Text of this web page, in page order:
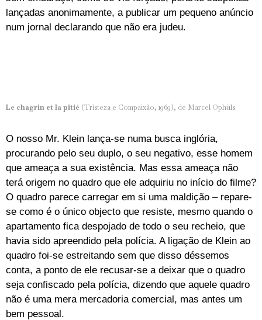
lançadas anonimamente, a publicar um pequeno anúncio
num jornal declarando que não era judeu.
Le chagrin et la pitié (Tristeza e Compaixão, 1969), de Marcel Ophüls
O nosso Mr. Klein lança-se numa busca inglória,
procurando pelo seu duplo, o seu negativo, esse homem
que ameaça a sua existência. Mas essa ameaça não
terá origem no quadro que ele adquiriu no início do filme?
O quadro parece carregar em si uma maldição – repare-
se como é o único objecto que resiste, mesmo quando o
apartamento fica despojado de todo o seu recheio, que
havia sido apreendido pela polícia. A ligação de Klein ao
quadro foi-se estreitando sem que disso déssemos
conta, a ponto de ele recusar-se a deixar que o quadro
seja confiscado pela polícia, dizendo que aquele quadro
não é uma mera mercadoria comercial, mas antes um
bem pessoal.